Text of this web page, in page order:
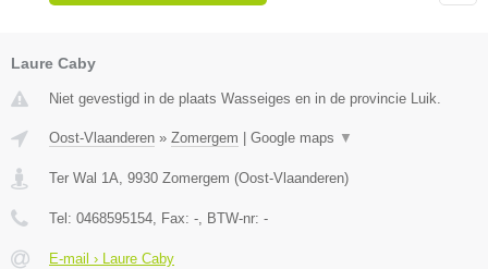
Laure Caby
Niet gevestigd in de plaats Wasseiges en in de provincie Luik.
Oost-Vlaanderen » Zomergem Google maps ▼
Ter Wal 1A, 9930 Zomergem (Oost-Vlaanderen)
Tel: 0468595154, Fax: -, BTW-nr: -
E-mail › Laure Caby